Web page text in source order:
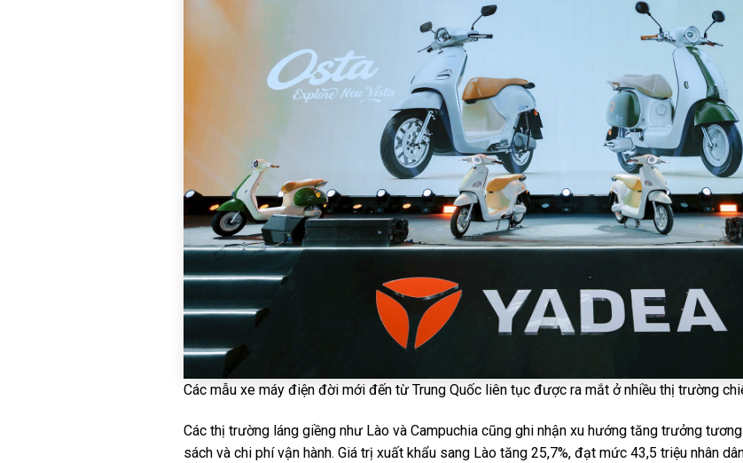
Các mẫu xe máy điện đời mới đến từ Trung Quốc liên tục được ra mắt ở nhiều thị trường
Các thị trường láng giềng như Lào và Campuchia cũng ghi nhận xu hướng tăng trưởng
sách và chi phí vận hành. Giá trị xuất khẩu sang Lào tăng 25,7%, đạt mức 43,5 triệu nhân